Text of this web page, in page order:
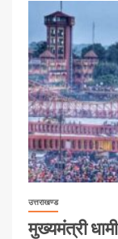
उत्तराखण्ड
मुख्यमंत्री